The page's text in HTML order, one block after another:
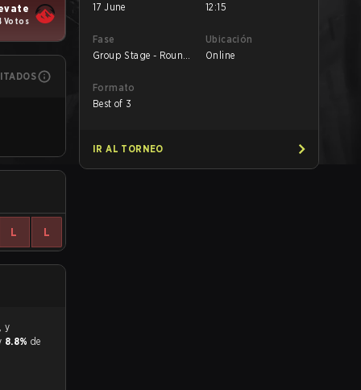
Votos
L L
8.8% de
17 June
12:15
Fase
Group Stage - Round
Ubicación
Online
Formato
Best of 3
IR AL TORNEO